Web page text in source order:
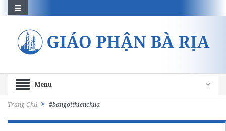
Menu
Trang Chủ #bangoithienchua